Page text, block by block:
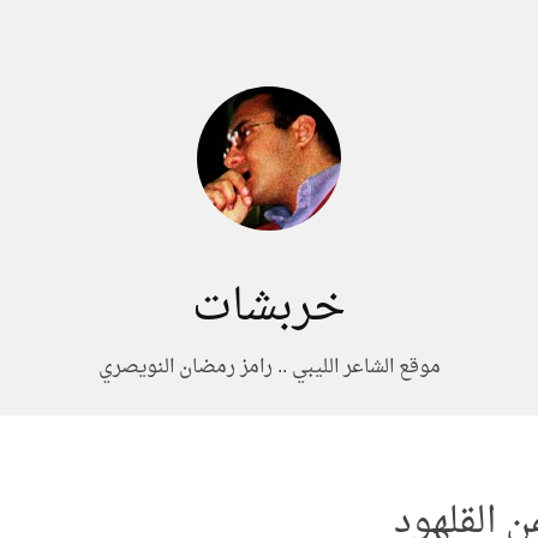
خربشات
موقع الشاعر الليبي .. رامز رمضان النويصري
القلهود